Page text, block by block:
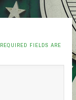
FIELDS ARE